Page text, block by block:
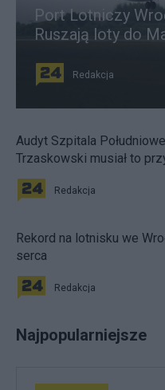
Port Lotniczy
Ruszają loty do
Redakcja
Audyt Szpitala
Trzaskowski musiał to
Redakcja
Rekord na lotnisku we
serca
Redakcja
Najpopularniejsze